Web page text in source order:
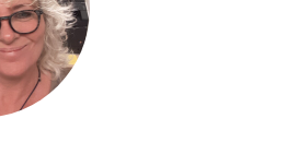
AppartementAlkmaar
bemiddelingsvergoeding?
vragen